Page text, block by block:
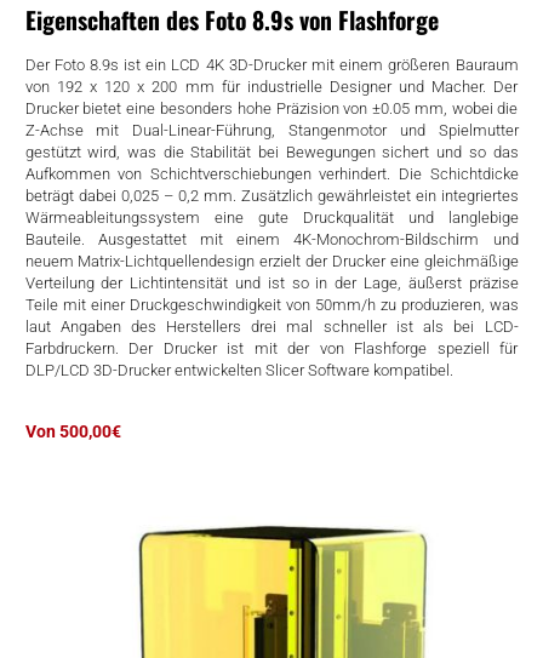
Eigenschaften des Foto 8.9s von Flashforge
Der Foto 8.9s ist ein LCD 4K 3D-Drucker mit einem größeren Bauraum
von 192 x 120 x 200 mm für industrielle Designer und Macher. Der
Drucker bietet eine besonders hohe Präzision von ±0.05 mm, wobei die
Z-Achse mit Dual-Linear-Führung, Stangenmotor und Spielmutter
gestützt wird, was die Stabilität bei Bewegungen sichert und so das
Aufkommen von Schichtverschiebungen verhindert. Die Schichtdicke
beträgt dabei 0,025 – 0,2 mm. Zusätzlich gewährleistet ein integriertes
Wärmeableitungssystem eine gute Druckqualität und langlebige
Bauteile. Ausgestattet mit einem 4K-Monochrom-Bildschirm und
neuem Matrix-Lichtquellendesign erzielt der Drucker eine gleichmäßige
Verteilung der Lichtintensität und ist so in der Lage, äußerst präzise
Teile mit einer Druckgeschwindigkeit von 50mm/h zu produzieren, was
laut Angaben des Herstellers drei mal schneller ist als bei LCD-
Farbdruckern. Der Drucker ist mit der von Flashforge speziell für
DLP/LCD 3D-Drucker entwickelten Slicer Software kompatibel.
Von 500,00€